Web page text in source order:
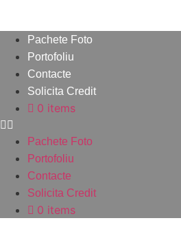
conținutPachete Foto
Portofoliu
Contacte
Solicita Credit
0 items
Pachete Foto
Portofoliu
Contacte
Solicita Credit
0 items